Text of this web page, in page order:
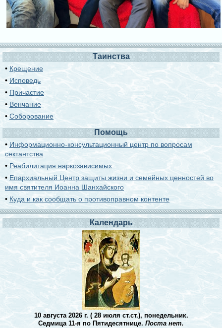
Таинства
• Крещение
• Исповедь
• Причастие
• Венчание
•Соборование
Помощь
• Информационно-консультационный центр по вопросам
сектантства
• Реабилитация наркозависимых
• Епархиальный Центр защиты жизни и семейных ценностей во
имя святителя Иоанна Шанхайского
• Куда и как сообщать о противоправном контенте
Календарь
10 августа 2026 г. ( 28 июля ст.ст.), понедельник.
Седмица 11-я по Пятидесятнице. Поста нет.